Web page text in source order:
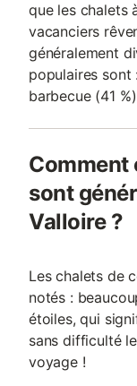
que les chalets
vacanciers
généralement
populaires sont
barbecue (41
Comment
sont
Valloire ?
Les chalets de
notés :
étoiles, qui
sans difficulté
voyage !